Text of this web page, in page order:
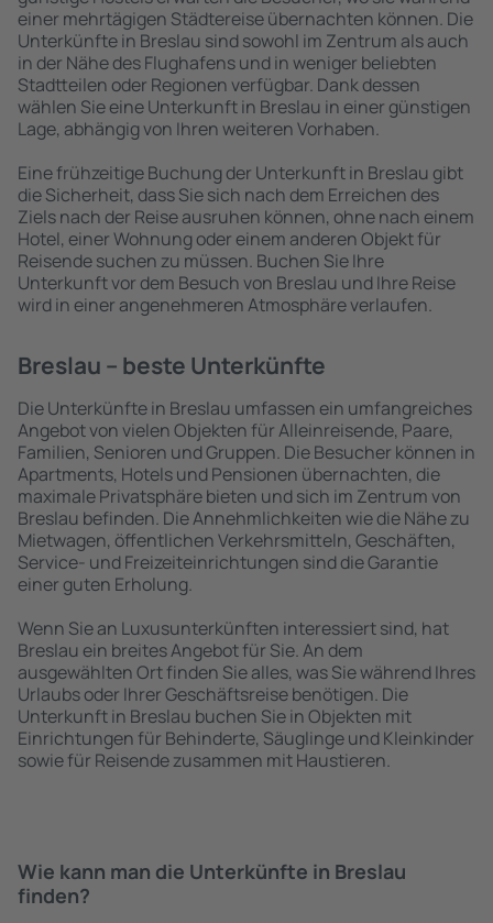
einer mehrtägigen Städtereise übernachten können. Die
Unterkünfte in Breslau sind sowohl im Zentrum als auch
in der Nähe des Flughafens und in weniger beliebten
Stadtteilen oder Regionen verfügbar. Dank dessen
wählen Sie eine Unterkunft in Breslau in einer günstigen
Lage, abhängig von Ihren weiteren Vorhaben.
Eine frühzeitige Buchung der Unterkunft in Breslau gibt
die Sicherheit, dass Sie sich nach dem Erreichen des
Ziels nach der Reise ausruhen können, ohne nach einem
Hotel, einer Wohnung oder einem anderen Objekt für
Reisende suchen zu müssen. Buchen Sie Ihre
Unterkunft vor dem Besuch von Breslau und Ihre Reise
wird in einer angenehmeren Atmosphäre verlaufen.
Breslau – beste Unterkünfte
Die Unterkünfte in Breslau umfassen ein umfangreiches
Angebot von vielen Objekten für Alleinreisende, Paare,
Familien, Senioren und Gruppen. Die Besucher können in
Apartments, Hotels und Pensionen übernachten, die
maximale Privatsphäre bieten und sich im Zentrum von
Breslau befinden. Die Annehmlichkeiten wie die Nähe zu
Mietwagen, öffentlichen Verkehrsmitteln, Geschäften,
Service- und Freizeiteinrichtungen sind die Garantie
einer guten Erholung.
Wenn Sie an Luxusunterkünften interessiert sind, hat
Breslau ein breites Angebot für Sie. An dem
ausgewählten Ort finden Sie alles, was Sie während Ihres
Urlaubs oder Ihrer Geschäftsreise benötigen. Die
Unterkunft in Breslau buchen Sie in Objekten mit
Einrichtungen für Behinderte, Säuglinge und Kleinkinder
sowie für Reisende zusammen mit Haustieren.
Wie kann man die Unterkünfte in Breslau
finden?